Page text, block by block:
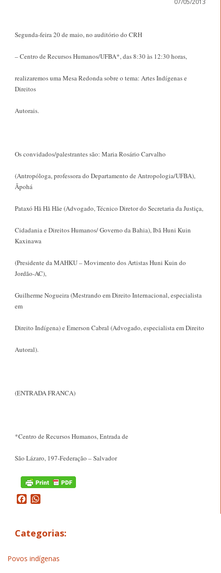
Segunda-feira 20 de maio, no auditório do CRH
– Centro de Recursos Humanos/UFBA*, das 8:30 às 12:30 horas,
realizaremos uma Mesa Redonda sobre o tema: Artes Indígenas e
Direitos
Autorais.
Os convidados/palestrantes são: Maria Rosário Carvalho
(Antropóloga, professora do Departamento de Antropologia/UFBA),
Ãpohá
Pataxó Hã Hã Hãe (Advogado, Técnico Diretor do Secretaria da Justiça,
Cidadania e Direitos Humanos/ Governo da Bahia), Ibã Huni Kuin
Kaxinawa
(Presidente da MAHKU – Movimento dos Artistas Huni Kuin do
Jordão-AC),
Guilherme Nogueira (Mestrando em Direito Internacional, especialista
em
Direito Indígena) e Emerson Cabral (Advogado, especialista em Direito
Autoral).
(ENTRADA FRANCA)
*Centro de Recursos Humanos, Entrada de
São Lázaro, 197-Federação – Salvador
Facebook
Categorias:
Povos indígenas